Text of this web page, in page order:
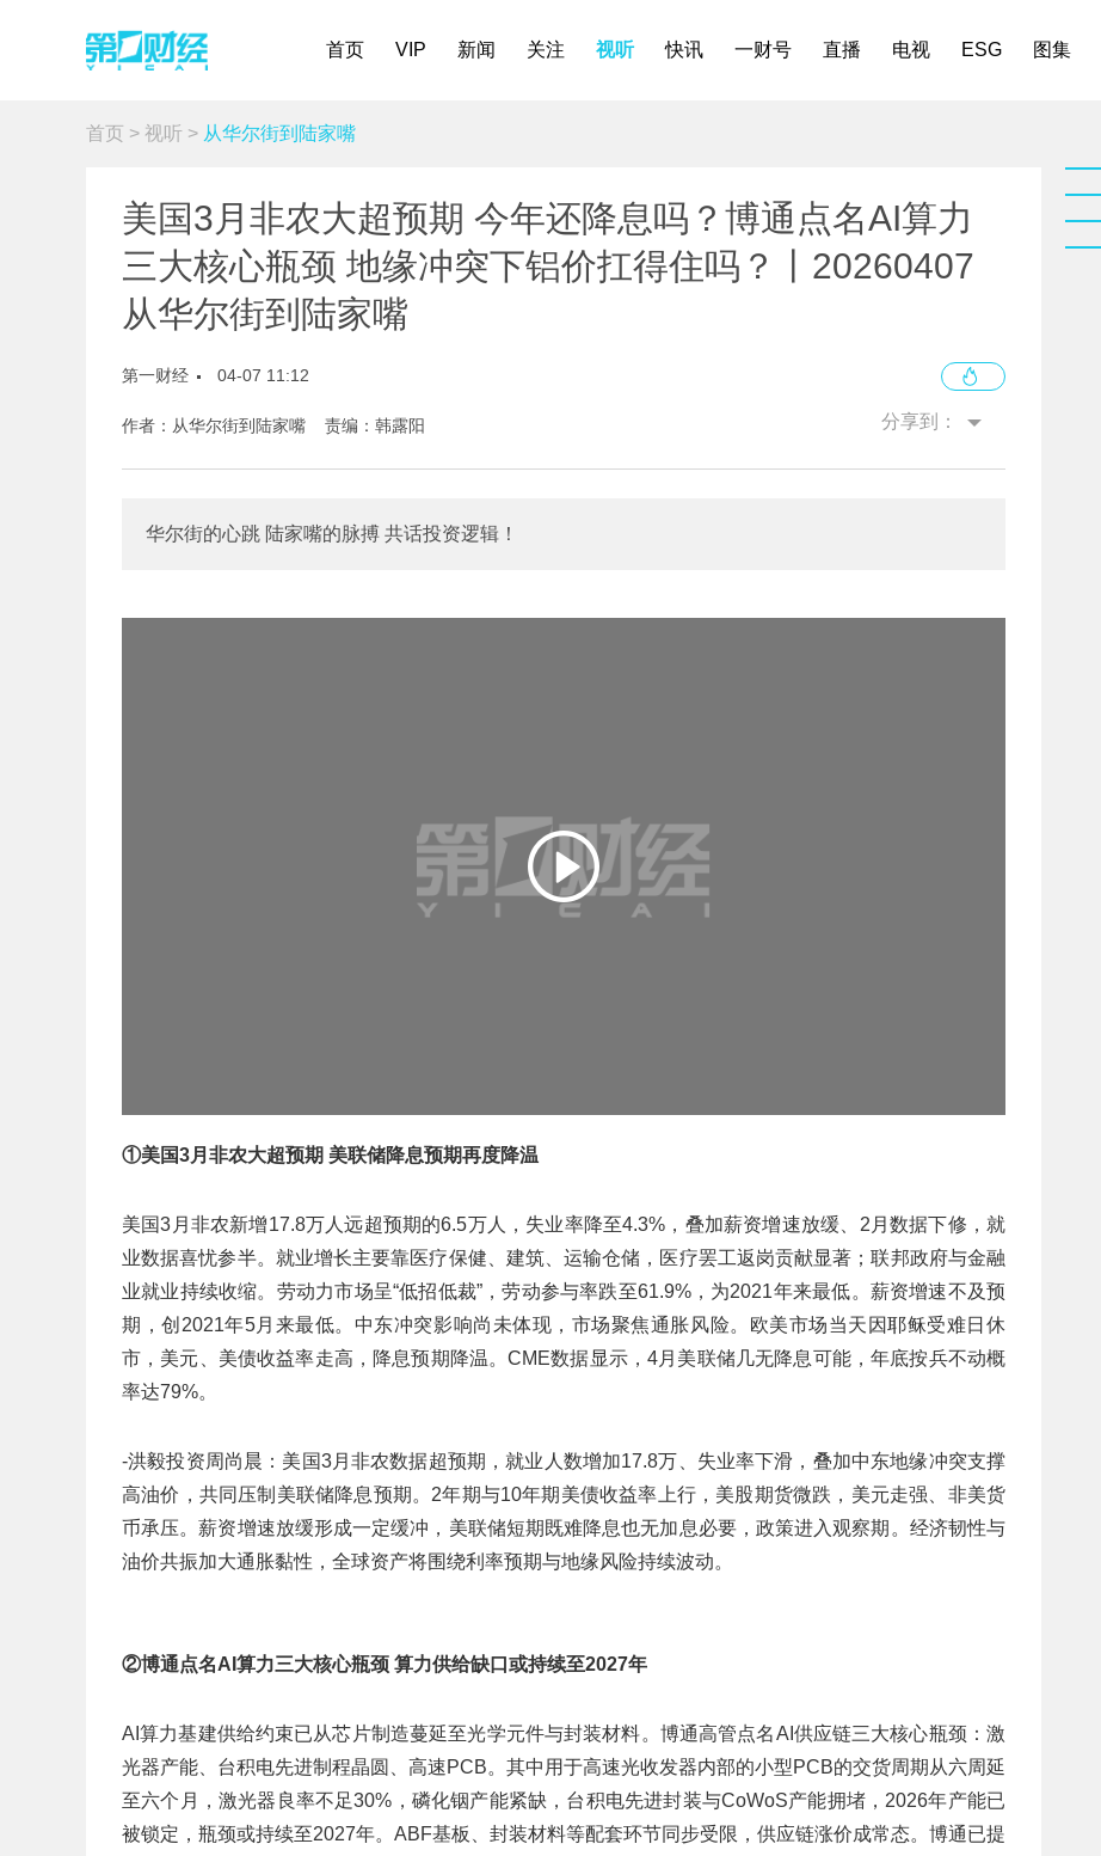
首页 VIP 新闻 关注 视听 快讯 一财号 直播 电视 ESG 图集
首页 > 视听 > 从华尔街到陆家嘴
美国3月非农大超预期 今年还降息吗？博通点名AI算力
三大核心瓶颈 地缘冲突下铝价扛得住吗？丨20260407
从华尔街到陆家嘴
第一财经 04-07 11:12
作者：从华尔街到陆家嘴 责编：韩露阳 分享到：
华尔街的心跳 陆家嘴的脉搏 共话投资逻辑！
①美国3月非农大超预期 美联储降息预期再度降温
美国3月非农新增17.8万人远超预期的6.5万人，失业率降至4.3%，叠加薪资增速放缓、2月数据下修，就
业数据喜忧参半。就业增长主要靠医疗保健、建筑、运输仓储，医疗罢工返岗贡献显著；联邦政府与金融
业就业持续收缩。劳动力市场呈“低招低裁”，劳动参与率跌至61.9%，为2021年来最低。薪资增速不及预
期，创2021年5月来最低。中东冲突影响尚未体现，市场聚焦通胀风险。欧美市场当天因耶稣受难日休
市，美元、美债收益率走高，降息预期降温。CME数据显示，4月美联储几无降息可能，年底按兵不动概
率达79%。
-洪毅投资周尚晨：美国3月非农数据超预期，就业人数增加17.8万、失业率下滑，叠加中东地缘冲突支撑
高油价，共同压制美联储降息预期。2年期与10年期美债收益率上行，美股期货微跌，美元走强、非美货
币承压。薪资增速放缓形成一定缓冲，美联储短期既难降息也无加息必要，政策进入观察期。经济韧性与
油价共振加大通胀黏性，全球资产将围绕利率预期与地缘风险持续波动。
②博通点名AI算力三大核心瓶颈 算力供给缺口或持续至2027年
AI算力基建供给约束已从芯片制造蔓延至光学元件与封装材料。博通高管点名AI供应链三大核心瓶颈：激
光器产能、台积电先进制程晶圆、高速PCB。其中用于高速光收发器内部的小型PCB的交货周期从六周延
至六个月，激光器良率不足30%，磷化铟产能紧缺，台积电先进封装与CoWoS产能拥堵，2026年产能已
被锁定，瓶颈或持续至2027年。ABF基板、封装材料等配套环节同步受限，供应链涨价成常态。博通已提